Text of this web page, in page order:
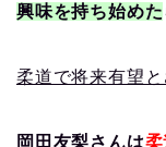
興味を持ち始めた
柔道で将来有望
岡田友梨さんは